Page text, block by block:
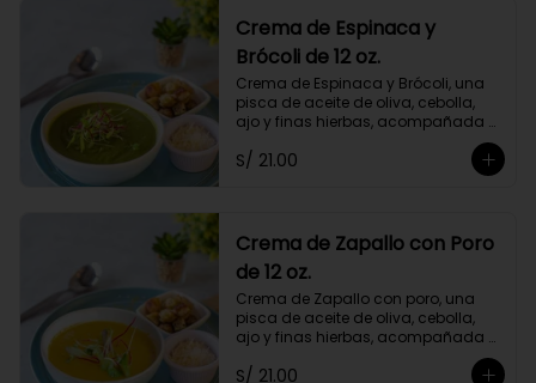
Crema de Espinaca y
Brócoli de 12 oz.
Crema de Espinaca y Brócoli, una
pisca de aceite de oliva, cebolla,
ajo y finas hierbas, acompañada
madre. No contiene papa ni
S/ 21.00
Crema de Zapallo con Poro
de 12 oz.
Crema de Zapallo con poro, una
pisca de aceite de oliva, cebolla,
ajo y finas hierbas, acompañada
madre. No contiene papa ni
S/ 21.00